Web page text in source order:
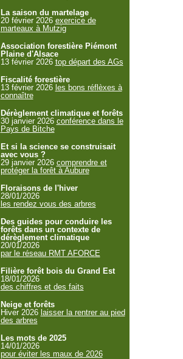
La saison du martelage
20 février 2026 exercice de
marteaux à Mutzig
Association forestière Piémont
Plaine d'Alsace
13 février 2026 top départ des AGs
Fiscalité forestière
13 février 2026 les bons réflèxes à
connaître
Dérèglement climatique et forêts
30 janvier 2026 conférence dans le
Pays de Bitche
Et si la science se construisait
avec vous ?
29 janvier 2026 comprendre et
protéger la forêt à Aubure
Floraisons de l'hiver
28/01/2026
les rendez vous des arbres
Des guides pour conduire les
forêts dans un contexte de
dérèglement climatique
20/01/2026
par le réseau RMT AFORCE
Filière forêt bois du Grand Est
18/01/2026
des chiffres et des faits
Neige et forêts
Hiver 2026 laisser la rentrer au pied
des arbres
Les mots de 2025
14/01/2026
pour éviter les maux de 2026